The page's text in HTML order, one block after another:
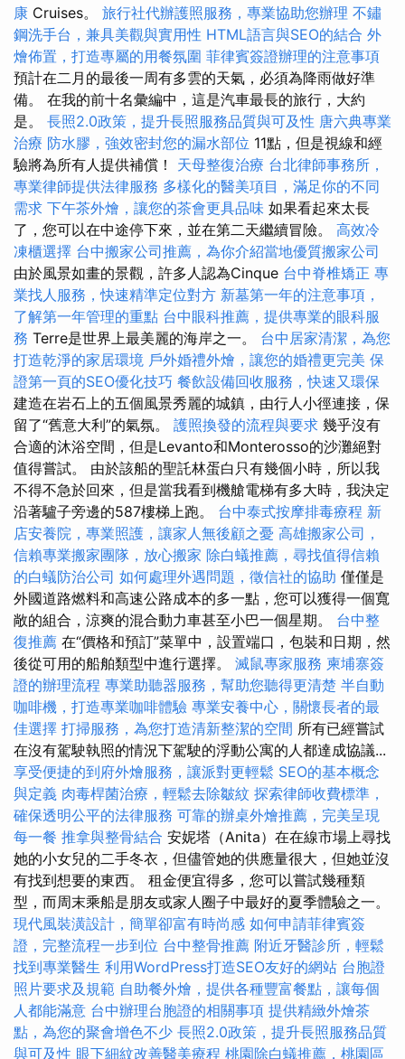
康 Cruises。 旅行社代辦護照服務，專業協助您辦理 不鏽
鋼洗手台，兼具美觀與實用性 HTML語言與SEO的結合 外
燴佈置，打造專屬的用餐氛圍 菲律賓簽證辦理的注意事項
預計在二月的最後一周有多雲的天氣，必須為降雨做好準
備。 在我的前十名彙編中，這是汽車最長的旅行，大約
是。 長照2.0政策，提升長照服務品質與可及性 唐六典專業
治療 防水膠，強效密封您的漏水部位 11點，但是視線和經
驗將為所有人提供補償！ 天母整復治療 台北律師事務所，
專業律師提供法律服務 多樣化的醫美項目，滿足你的不同
需求 下午茶外燴，讓您的茶會更具品味 如果看起來太長
了，您可以在中途停下來，並在第二天繼續冒險。 高效冷
凍櫃選擇 台中搬家公司推薦，為你介紹當地優質搬家公司
由於風景如畫的景觀，許多人認為Cinque 台中脊椎矯正 專
業找人服務，快速精準定位對方 新墓第一年的注意事項，
了解第一年管理的重點 台中眼科推薦，提供專業的眼科服
務 Terre是世界上最美麗的海岸之一。 台中居家清潔，為您
打造乾淨的家居環境 戶外婚禮外燴，讓您的婚禮更完美 保
證第一頁的SEO優化技巧 餐飲設備回收服務，快速又環保
建造在岩石上的五個風景秀麗的城鎮，由行人小徑連接，保
留了“舊意大利”的氣氛。 護照換發的流程與要求 幾乎沒有
合適的沐浴空間，但是Levanto和Monterosso的沙灘絕對
值得嘗試。 由於該船的聖託林蛋白只有幾個小時，所以我
不得不急於回來，但是當我看到機艙電梯有多大時，我決定
沿著驢子旁邊的587樓梯上跑。 台中泰式按摩排毒療程 新
店安養院，專業照護，讓家人無後顧之憂 高雄搬家公司，
信賴專業搬家團隊，放心搬家 除白蟻推薦，尋找值得信賴
的白蟻防治公司 如何處理外遇問題，徵信社的協助 僅僅是
外國道路燃料和高速公路成本的多一點，您可以獲得一個寬
敞的組合，涼爽的混合動力車甚至小巴一個星期。 台中整
復推薦 在“價格和預訂”菜單中，設置端口，包裝和日期，然
後從可用的船舶類型中進行選擇。 滅鼠專家服務 柬埔寨簽
證的辦理流程 專業助聽器服務，幫助您聽得更清楚 半自動
咖啡機，打造專業咖啡體驗 專業安養中心，關懷長者的最
佳選擇 打掃服務，為您打造清新整潔的空間 所有已經嘗試
在沒有駕駛執照的情況下駕駛的浮動公寓的人都達成協議...
享受便捷的到府外燴服務，讓派對更輕鬆 SEO的基本概念
與定義 肉毒桿菌治療，輕鬆去除皺紋 探索律師收費標準，
確保透明公平的法律服務 可靠的辦桌外燴推薦，完美呈現
每一餐 推拿與整骨結合 安妮塔（Anita）在在線市場上尋找
她的小女兒的二手冬衣，但儘管她的供應量很大，但她並沒
有找到想要的東西。 租金便宜得多，您可以嘗試幾種類
型，而周末乘船是朋友或家人圈子中最好的夏季體驗之一。
現代風裝潢設計，簡單卻富有時尚感 如何申請菲律賓簽
證，完整流程一步到位 台中整骨推薦 附近牙醫診所，輕鬆
找到專業醫生 利用WordPress打造SEO友好的網站 台胞證
照片要求及規範 自助餐外燴，提供各種豐富餐點，讓每個
人都能滿意 台中辦理台胞證的相關事項 提供精緻外燴茶
點，為您的聚會增色不少 長照2.0政策，提升長照服務品質
與可及性 眼下細紋改善醫美療程 桃園除白蟻推薦，桃園區